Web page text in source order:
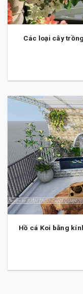
Các loại cây
Hồ cá Koi bằng